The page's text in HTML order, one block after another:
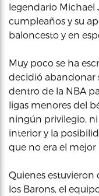
legendario
cumpleaños y su
baloncesto y en
Muy poco se ha
decidió abandonar
dentro de la NBA
ligas menores del
ningún privilegio,
interior y la
que no era el mejor
Quienes estuvieron
los Barons, el